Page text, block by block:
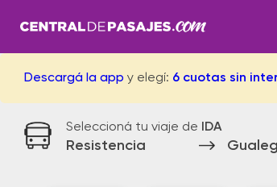
Descargá la app y elegí: 6 cuotas sin
Seleccioná tu viaje de IDA
Resistencia